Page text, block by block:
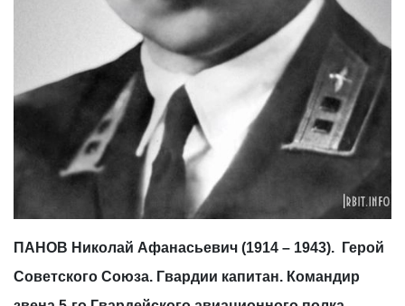
ПАНОВ Николай Афанасьевич (1914 – 1943). Герой
Советского Союза. Гвардии капитан. Командир